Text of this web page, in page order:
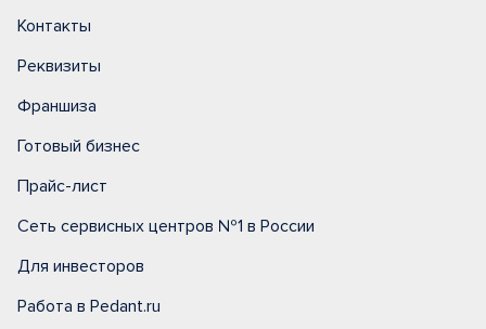
Контакты
Реквизиты
Франшиза
Готовый бизнес
Прайс-лист
Сеть сервисных центров №1 в России
Для инвесторов
Работа в Pedant.ru